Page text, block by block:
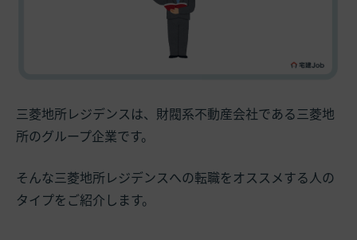
三菱地所レジデンスは、財閥系不動産会社である三菱地
所のグループ企業です。
そんな三菱地所レジデンスへの転職をオススメする人の
タイプをご紹介します。